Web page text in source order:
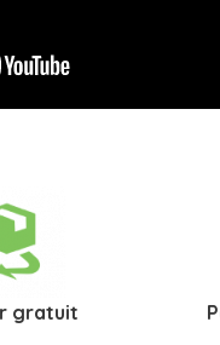
gratuit